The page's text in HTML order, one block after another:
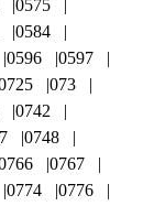
0575
0584
0596
0597
073
0742
0748
0767
0774
0776